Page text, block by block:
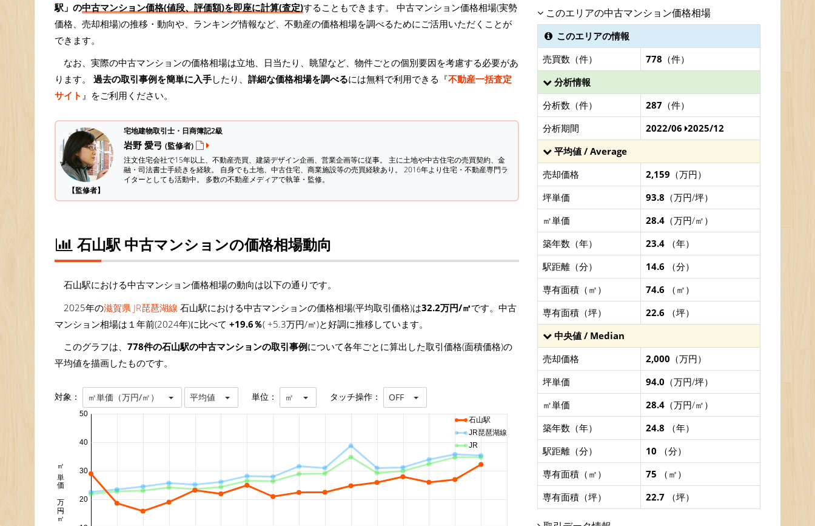
駅」の中古マンション価格(値段、評価額)を即座に計算(査定)することもできます。 中古マンション価格相場(実勢
価格、売却相場)の推移・動向や、ランキング情報など、不動産の価格相場を調べるためにご活用いただくことが
できます。
なお、実際の中古マンションの価格相場は立地、日当たり、眺望など、物件ごとの個別要因を考慮する必要があ
ります。 過去の取引事例を簡単に入手したり、 詳細な価格相場を調べるには無料で利用できる『不動産一括査定
サイト 』をご利用ください。
【監修者】
宅地建物取引士・日商簿記2級
岩野 愛弓 (監修者)
注文住宅会社で15年以上、不動産売買、建築デザイン企画、営業企画等に従事。 主に土地や中古住宅の売買契約、金
融・司法書士手続きを経験。 自身でも土地、中古住宅、商業施設等の売買経験あり。 2016年より住宅・不動産専門ラ
イターとしても活動中。 多数の不動産メディアで執筆・監修。
石山駅 中古マンションの価格相場動向
石山駅における中古マンション価格相場の動向は以下の通りです。
2025年の滋賀県 JR琵琶湖線 石山駅における中古マンションの価格相場(平均取引価格)は32.2万円/㎡です。中古
マンション相場は１年前(2024年)に比べて +19.6％( +5.3万円/㎡)と好調に推移しています。
このグラフは、 778件の石山駅の中古マンションの取引事例について各年ごとに算出した取引価格(面積価格)の
平均値を描画したものです。
対象： ㎡単価（万円/㎡） 平均値 単位： ㎡ タッチ操作： OFF
20
30
40
50
㎡単価 万円/㎡
石山駅
JR琵琶湖線
JR
このエリアの中古マンション価格相場
このエリアの情報
売買数（件）
778 （件）
分析情報
分析数（件）
287 （件）
分析期間
2022/06 2025/12
平均値 / Average
売却価格
2,159 （万円）
坪単価
93.8 （万円/坪）
㎡単価
28.4 （万円/㎡）
築年数（年）
23.4 （年）
駅距離（分）
14.6 （分）
専有面積（㎡）
74.6 （㎡）
専有面積（坪）
22.6 （坪）
中央値 / Median
売却価格
2,000 （万円）
坪単価
94.0 （万円/坪）
㎡単価
28.4 （万円/㎡）
築年数（年）
24.8 （年）
駅距離（分）
10 （分）
専有面積（㎡）
75 （㎡）
専有面積（坪）
22.7 （坪）